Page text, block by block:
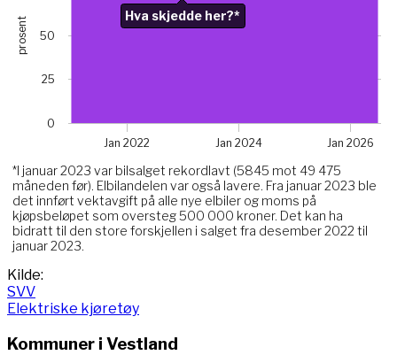
View as data table, Chart
The chart has 1 X axis displaying Time. Data ranges from
The chart has 1 Y axis displaying prosent. Data ranges
Chart annotations summary
prosent
*I januar 2023 var bilsalget rekordlavt (5845 mot 49 475
måneden før). Elbilandelen var også lavere. Fra januar 2023 ble
det innført vektavgift på alle nye elbiler og moms på
kjøpsbeløpet som oversteg 500 000 kroner. Det kan ha
bidratt til den store forskjellen i salget fra desember 2022 til
januar 2023.
Jan 2022 Jan 2024 Jan 2026
0
25
50
Hva skjedde her?*
End of interactive chart.
Kilde:
SVV
Elektriske kjøretøy
Kommuner i Vestland